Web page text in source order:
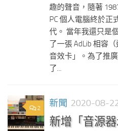
趣的聲音，隨著
PC 個人電腦終於正
代。 當年我還只是
了一張 AdLib 相容
音效卡」。為了推
了...
2 新聞 2020-08-
新增「音源